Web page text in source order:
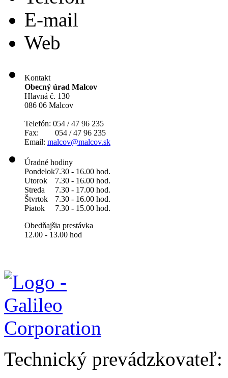
E-mail
Web
Kontakt
Obecný úrad Malcov
Hlavná č. 130
086 06 Malcov
Telefón: 054 / 47 96 235
Fax: 054 / 47 96 235
Email: malcov@malcov.sk
Úradné hodiny
Pondelok7.30 - 16.00 hod.
Utorok
7.30 - 16.00 hod.
Streda
7.30 - 17.00 hod.
Štvrtok
7.30 - 16.00 hod.
Piatok
7.30 - 15.00 hod.
Obedňajšia prestávka
12.00 - 13.00 hod
Technický prevádzkovateľ: